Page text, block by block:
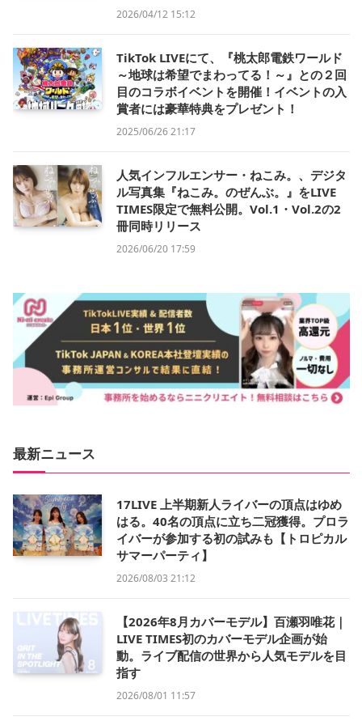
2026/04/12 15:12
TikTok LIVEにて、『桃太郎電鉄ワールド
～地球は希望でまわってる！～』との２回
目のコラボイベントを開催！イベントの入
賞者には豪華特典をプレゼント！
2025/06/26 21:17
人気インフルエンサー・ねこみ。、デジタ
ル写真集『ねこみ。のぜんぶ。』をLIVE
TIMES限定で無料公開。Vol.1・Vol.2の2
冊同時リリース
2026/06/20 17:59
最新ニュース
17LIVE 上半期新人ライバーの頂点はゆめ
はる。40名の頂点に立ち二冠獲得。プロラ
イバーが参加する初の試みも【トロピカル
サマーパーティ】
2026/08/03 21:12
【2026年8月カバーモデル】百瀬羽唯花｜
LIVE TIMES初のカバーモデル企画が始
動。ライブ配信の世界から人気モデルを目
指す
2026/08/01 11:57